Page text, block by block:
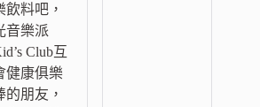
料吧，
音樂派
Club互
健康俱樂
朋友，